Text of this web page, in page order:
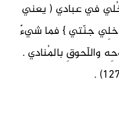
في عبادي ( يعني
جنّتي } فما شيءٌ
واللّحوقِ بالمُنادي .